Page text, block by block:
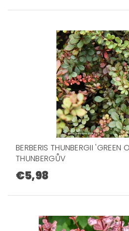
BERBERIS THUNBERGII 'GREEN
THUNBERGŮV
€5,98